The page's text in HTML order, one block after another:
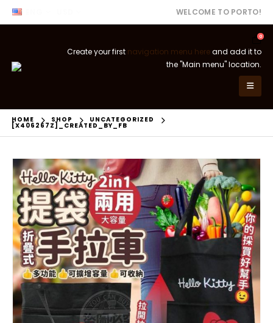
WELCOME TO PORTO!
0
Create your first navigation menu hereand add it to
the "Main menu" location.
HOME SHOP UNCATEGORIZED
[X406267Z]_CREATED_BY_FB